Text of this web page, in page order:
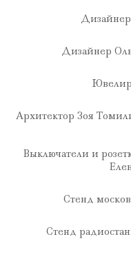
Дизайнер
Дизайнер
Архитектор Зоя
Выключатели и
Стенд
Стенд